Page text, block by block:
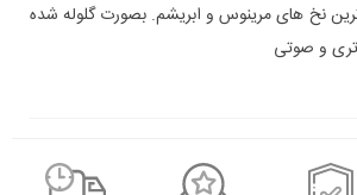
نخ های مرینوس و ابریشم. بصورت گلوله شده
و صوتی